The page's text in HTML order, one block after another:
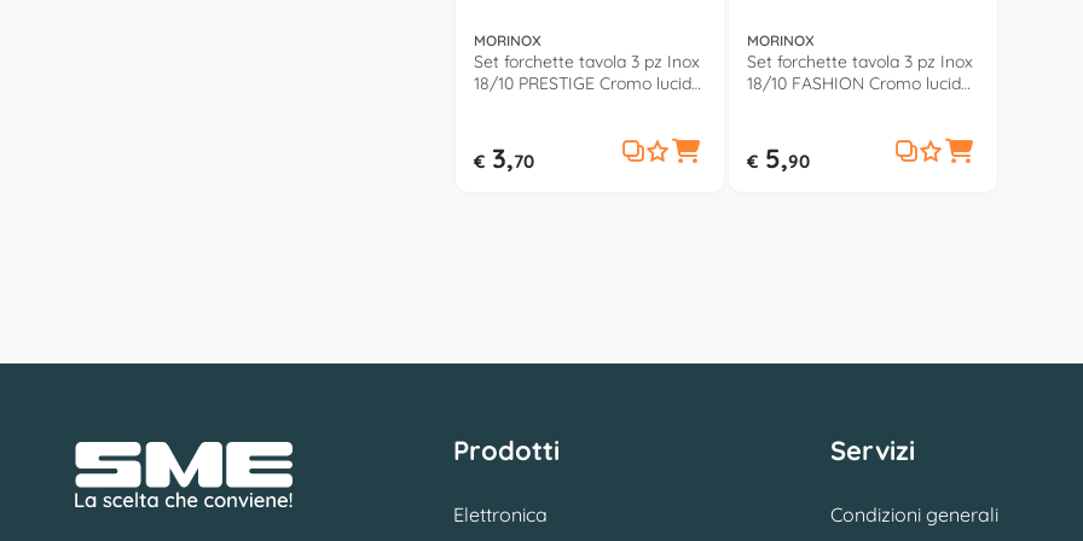
MORINOX
Set forchette tavola 3 pz Inox
18/10 PRESTIGE Cromo lucido
€3,70
MORINOX
Set forchette tavola 3 pz Inox
18/10 FASHION Cromo lucido
€5,90
Prodotti
Elettronica
Servizi
Condizioni generali